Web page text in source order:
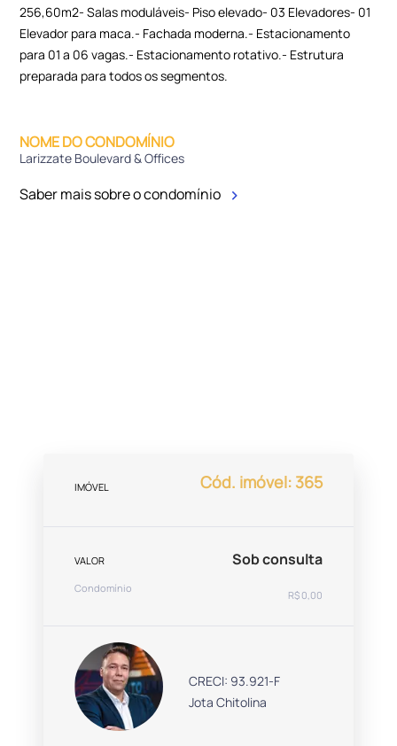
256,60m2- Salas moduláveis- Piso elevado- 03 Elevadores- 01
Elevador para maca.- Fachada moderna.- Estacionamento
para 01 a 06 vagas.- Estacionamento rotativo.- Estrutura
preparada para todos os segmentos.
NOME DO CONDOMÍNIO
Larizzate Boulevard & Offices
Saber mais sobre o condomínio
IMÓVEL Cód. imóvel: 365
VALOR Sob consulta
Condomínio
R$ 0,00
CRECI: 93.921-F
Jota Chitolina